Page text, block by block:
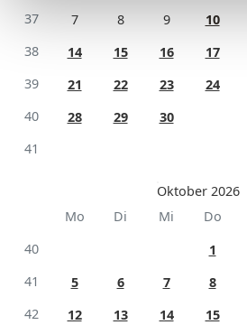
37
7 8 9 10
38
14 15 16 17
39
21 22 23 24
40
28 29
30
41
Oktober 2026
Mo
Di Mi Do
40
1
41
5 6 7 8
42
12 13 14 15